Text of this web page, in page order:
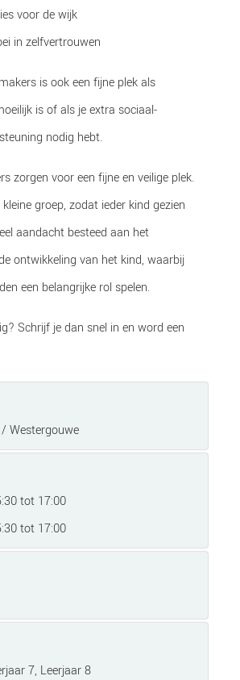
voor de wijk
in zelfvertrouwen
is ook een fijne plek als
is of als je extra sociaal-
nodig hebt.
zorgen voor een fijne en veilige plek.
groep, zodat ieder kind gezien
aandacht besteed aan het
ontwikkeling van het kind, waarbij
een belangrijke rol spelen.
Schrijf je dan snel in en word een
Westergouwe
tot 17:00
tot 17:00
7, Leerjaar 8